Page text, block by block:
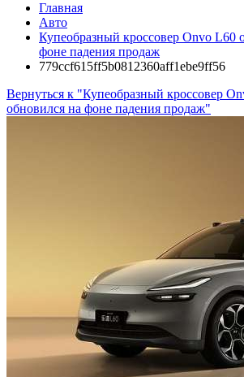
Главная
Авто
Купеобразный кроссовер Onvo L60
фоне падения продаж
779ccf615ff5b0812360aff1ebe9ff56
Вернуться к "Купеобразный кроссовер
обновился на фоне падения продаж"